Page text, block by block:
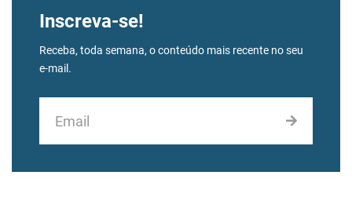
Inscreva-se!
Receba, toda semana, o conteúdo mais recente no seu
e-mail.